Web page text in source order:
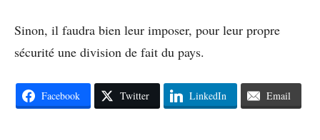
Sinon, il faudra bien leur imposer, pour leur propre
sécurité une division de fait du pays.
Facebook Twitter LinkedIn Email